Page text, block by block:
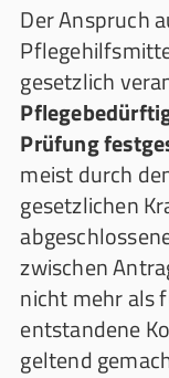
Der Anspruch
gesetzlich
Prüfung
meist durch
gesetzlichen
zwischen
nicht mehr als
entstandene
geltend